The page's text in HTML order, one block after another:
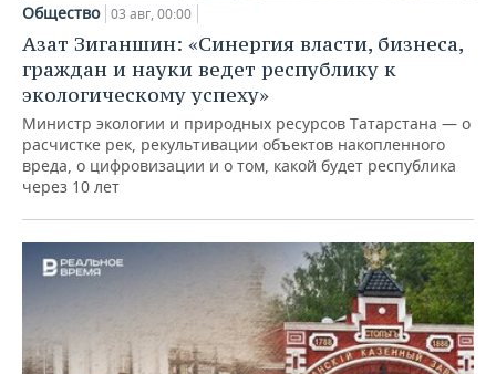
Общество 03 авг, 00:00
Азат Зиганшин: «Синергия власти, бизнеса,
граждан и науки ведет республику к
экологическому успеху»
Министр экологии и природных ресурсов Татарстана — о
расчистке рек, рекультивации объектов накопленного
вреда, о цифровизации и о том, какой будет республика
через 10 лет